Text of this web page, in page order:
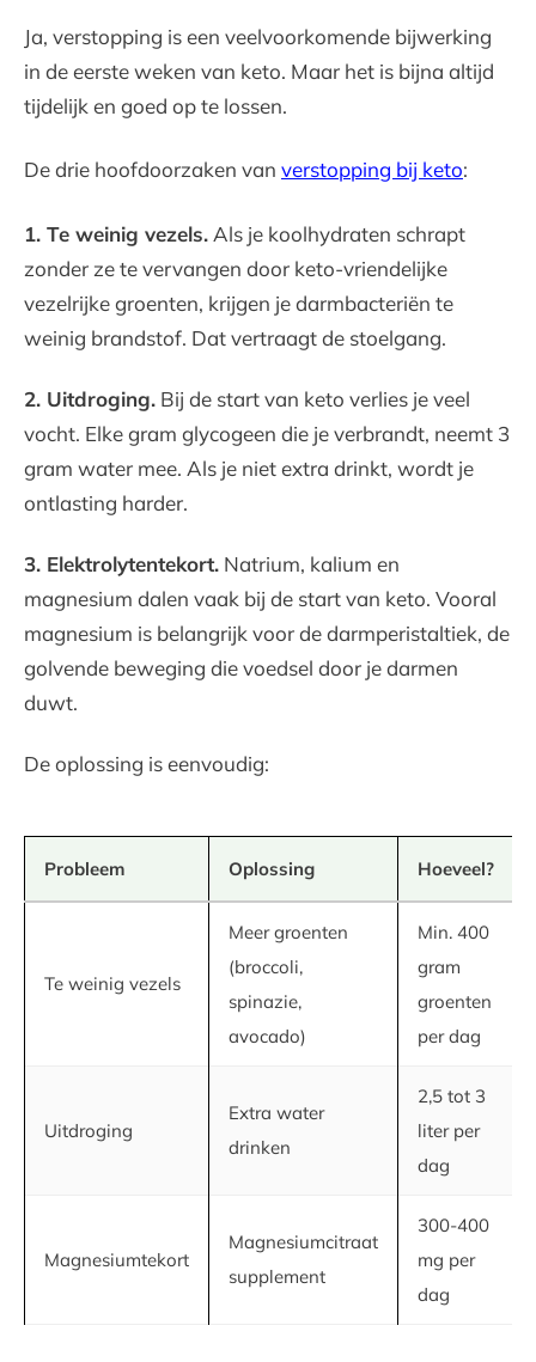
Ja, verstopping is een veelvoorkomende bijwerking
in de eerste weken van keto. Maar het is bijna altijd
tijdelijk en goed op te lossen.
De drie hoofdoorzaken van verstopping bij keto:
1. Te weinig vezels. Als je koolhydraten schrapt
zonder ze te vervangen door keto-vriendelijke
vezelrijke groenten, krijgen je darmbacteriën te
weinig brandstof. Dat vertraagt de stoelgang.
2. Uitdroging. Bij de start van keto verlies je veel
vocht. Elke gram glycogeen die je verbrandt, neemt 3
gram water mee. Als je niet extra drinkt, wordt je
ontlasting harder.
3. Elektrolytentekort. Natrium, kalium en
magnesium dalen vaak bij de start van keto. Vooral
magnesium is belangrijk voor de darmperistaltiek, de
golvende beweging die voedsel door je darmen
duwt.
De oplossing is eenvoudig:
Probleem Oplossing Hoeveel?
Te weinig vezels
Meer groenten
(broccoli,
spinazie,
avocado)
Min. 400
gram
groenten
per dag
Uitdroging
Extra water
drinken
2,5 tot 3
liter per
dag
Magnesiumtekort
Magnesiumcitraat
supplement
300-400
mg per
dag